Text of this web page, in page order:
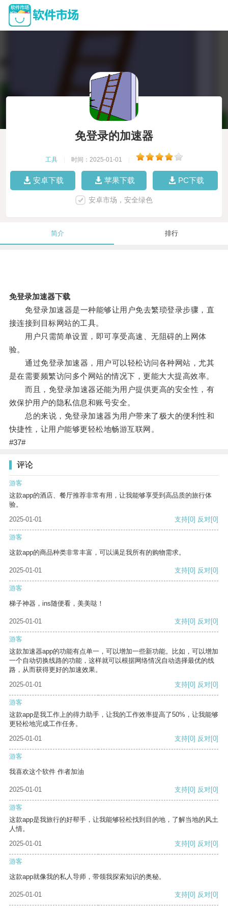
免登录的加速器
工具 时间：2025-01-01
安卓下载 苹果下载 PC下载
安卓市场，安全绿色
简介 排行
免登录加速器下载
免登录加速器是一种能够让用户免去繁琐登录步骤，直
接连接到目标网站的工具。
用户只需简单设置，即可享受高速、无阻碍的上网体
验。
通过免登录加速器，用户可以轻松访问各种网站，尤其
是在需要频繁访问多个网站的情况下，更能大大提高效率。
而且，免登录加速器还能为用户提供更高的安全性，有
效保护用户的隐私信息和账号安全。
总的来说，免登录加速器为用户带来了极大的便利性和
快捷性，让用户能够更轻松地畅游互联网。
#37#
评论
游客
这款app的酒店、餐厅推荐非常有用，让我能够享受到高品质的旅行体
验。
2025-01-01
支持[0] 反对[0]
游客
这款app的商品种类非常丰富，可以满足我所有的购物需求。
2025-01-01 支持[0] 反对[0]
游客
梯子神器，ins随便看，美美哒！
2025-01-01 支持[0] 反对[0]
游客
这款加速器app的功能有点单一，可以增加一些新功能。比如，可以增加
一个自动切换线路的功能，这样就可以根据网络情况自动选择最优的线
路，从而获得更好的加速效果。
2025-01-01
支持[0] 反对[0]
游客
这款app是我工作上的得力助手，让我的工作效率提高了50%，让我能够
更轻松地完成工作任务。
2025-01-01
支持[0] 反对[0]
游客
我喜欢这个软件 作者加油
2025-01-01 支持[0] 反对[0]
游客
这款app是我旅行的好帮手，让我能够轻松找到目的地，了解当地的风土
人情。
2025-01-01
支持[0] 反对[0]
游客
这款app就像我的私人导师，带领我探索知识的奥秘。
2025-01-01 支持[0] 反对[0]